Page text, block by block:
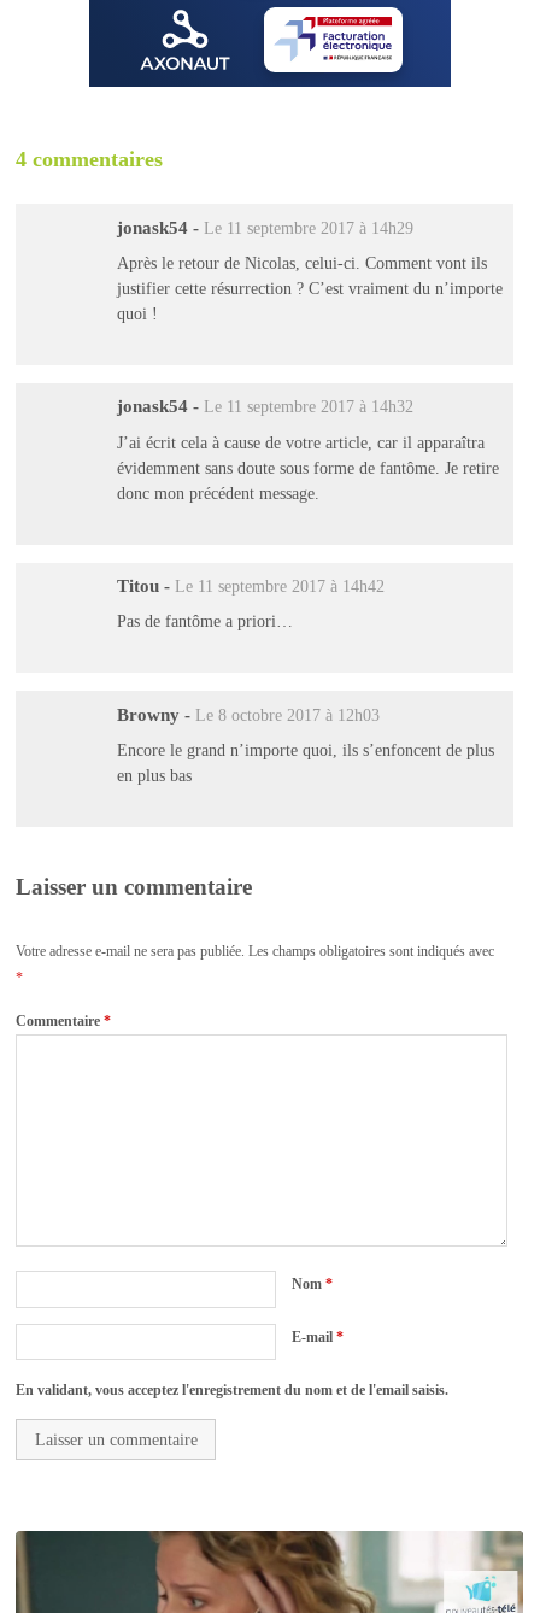
4 commentaires
jonask54 - Le 11 septembre 2017 à 14h29
Après le retour de Nicolas, celui-ci. Comment vont ils
justifier cette résurrection ? C’est vraiment du n’importe
quoi !
jonask54 - Le 11 septembre 2017 à 14h32
J’ai écrit cela à cause de votre article, car il apparaîtra
évidemment sans doute sous forme de fantôme. Je retire
donc mon précédent message.
Titou - Le 11 septembre 2017 à 14h42
Pas de fantôme a priori…
Browny - Le 8 octobre 2017 à 12h03
Encore le grand n’importe quoi, ils s’enfoncent de plus
en plus bas
Laisser un commentaire
Votre adresse e-mail ne sera pas publiée. Les champs obligatoires sont indiqués avec
*
Commentaire*
Nom*
E-mail*
En validant, vous acceptez l'enregistrement du nom et de l'email saisis.